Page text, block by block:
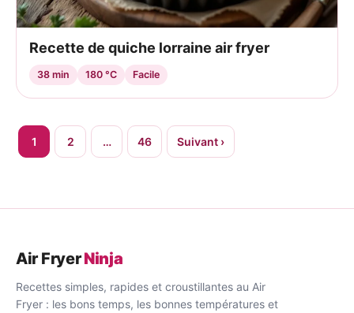
Recette de quiche lorraine air fryer
38 min 180 °C Facile
Pagination
publications
1 2 … 46 Suivant ›
Air FryerNinja
Recettes simples, rapides et croustillantes au Air
Fryer : les bons temps, les bonnes températures et